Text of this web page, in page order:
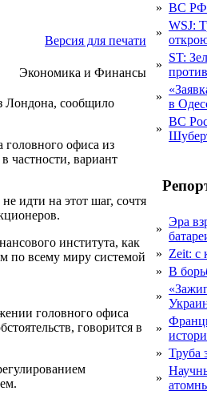
Версия для печати
Экономика и Финансы
Лондона, сообщило
офиса из
частности, вариант
идти на этот шаг, сочтя
института, как
по всему миру системой
головного офиса
говорится в
» ВС РФ
»
WSJ:
»
ST:
»
в
»
ВС
»
Эра
» Zeit: с
» В
»
»
» Труба
»